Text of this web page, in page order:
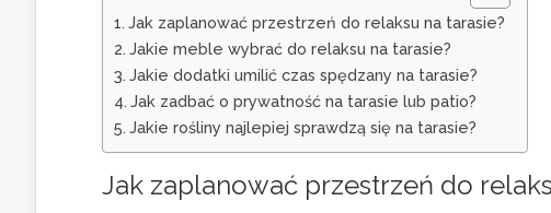
Jak zaplanować przestrzeń do relaksu na tarasie?
Jakie meble wybrać do relaksu na tarasie?
Jakie dodatki umilić czas spędzany na tarasie?
Jak zadbać o prywatność na tarasie lub patio?
Jakie rośliny najlepiej sprawdzą się na tarasie?
Jak zaplanować przestrzeń do